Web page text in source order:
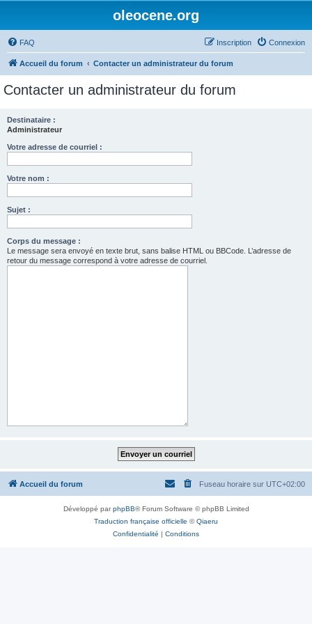
oleocene.org
FAQ Connexion
Inscription
Accueil du forum Contacter un administrateur du forum
Contacter un administrateur du forum
Destinataire :
Administrateur
Votre adresse de courriel :
Votre nom :
Sujet :
Corps du message :
Le message sera envoyé en texte brut, sans balise HTML ou BBCode. L’adresse de
retour du message correspond à votre adresse de courriel.
Accueil du forum Fuseau horaire sur UTC+02:00
Développé parphpBB® Forum Software © phpBB Limited
Traduction française officielle ©Qiaeru
Confidentialité | Conditions